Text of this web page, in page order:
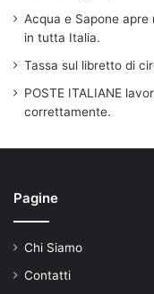
Acqua e Sapone
in tutta Italia.
Tassa sul libretto di
POSTE ITALIANE
correttamente.
Pagine
Chi Siamo
Contatti